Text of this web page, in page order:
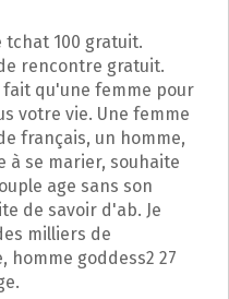
tchat 100 gratuit.
rencontre gratuit.
qu'une femme pour
votre vie. Une femme
français, un homme,
à se marier, souhaite
age sans son
de savoir d'ab. Je
milliers de
goddess2 27